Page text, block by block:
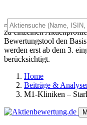
Das Universalsuchfeld
zu einzelnen
Bewertungstool den
werden erst ab dem 3.
berücksichtigt.
Home
Beiträge &
M1-Kliniken –